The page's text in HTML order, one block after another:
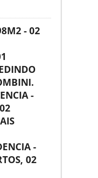
- 02
-
-
02